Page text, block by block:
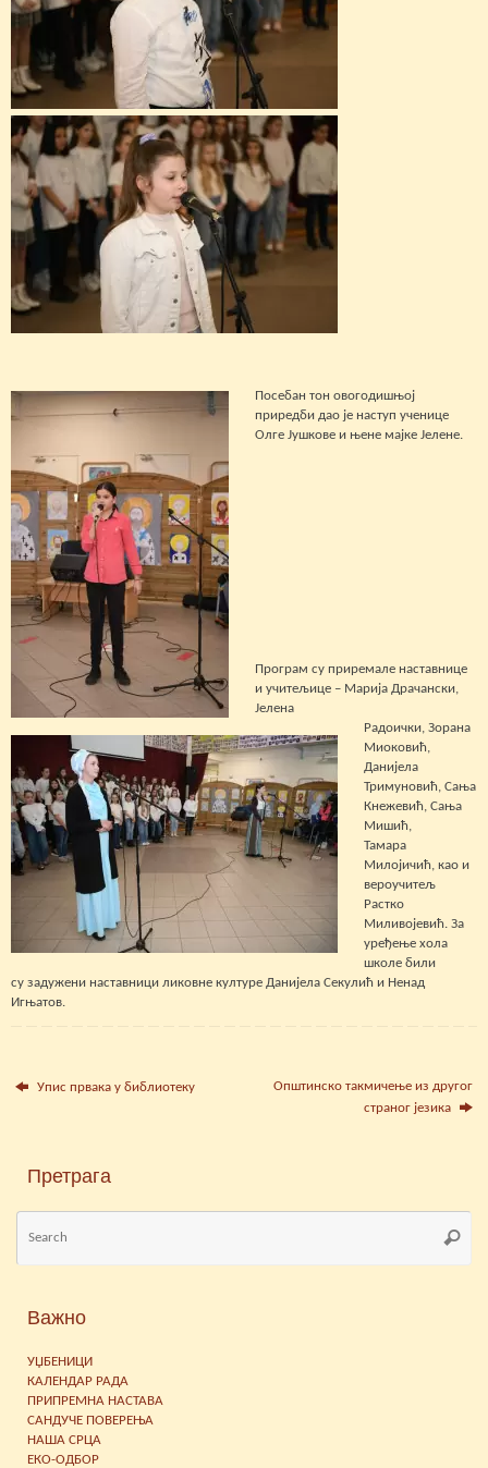
Посебан тон овогодишњој
приредби дао је наступ ученице
Олге Јушкове и њене мајке Јелене.
Програм су приремале наставнице
и учитељице – Марија Драчански,
Јелена
Радоички, Зорана
Миоковић,
Данијела
Тримуновић, Сања
Кнежевић, Сања
Мишић,
Тамара
Милојичић, као и
вероучитељ
Растко
Миливојевић. За
уређење хола
школе били
су задужени наставници ликовне културе Данијела Секулић и Ненад
Игњатов.
Упис првака у библиотеку
Општинско такмичење из другог
страног језика
Претрага
Важно
УЏБЕНИЦИ
КАЛЕНДАР РАДА
ПРИПРЕМНА НАСТАВА
САНДУЧЕ ПОВЕРЕЊА
НАША СРЦА
ЕКО-ОДБОР